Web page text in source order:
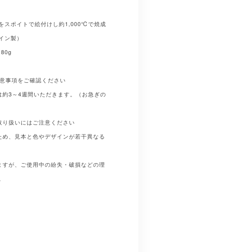
スポイトで絵付けし約1,000℃で焼成
製）
事項をご確認ください
3～4週間いただきます。（お急ぎの
扱いにはご注意ください
、見本と色やデザインが若干異なる
が、ご使用中の紛失・破損などの理